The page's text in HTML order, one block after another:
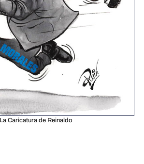
La Caricatura de Reinaldo